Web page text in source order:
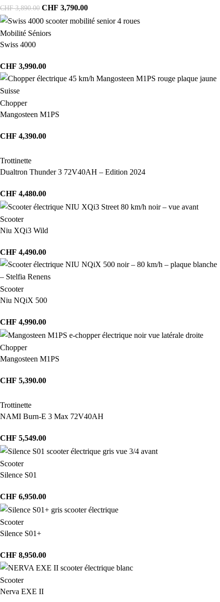
CHF3,890.00 CHF 3,790.00
Mobilité Séniors
Swiss 4000
CHF 3,990.00
Chopper
Mangosteen M1PS
CHF 4,390.00
Trottinette
Dualtron Thunder 3 72V40AH – Edition 2024
CHF 4,480.00
Scooter
Niu XQi3 Wild
CHF 4,490.00
Scooter
Niu NQiX 500
CHF 4,990.00
Chopper
Mangosteen M1PS
CHF 5,390.00
Trottinette
NAMI Burn-E 3 Max 72V40AH
CHF 5,549.00
Scooter
Silence S01
CHF 6,950.00
Scooter
Silence S01+
CHF 8,950.00
Scooter
Nerva EXE II